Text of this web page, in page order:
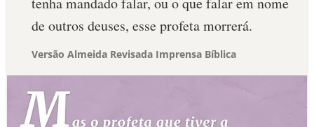
de outros deuses, esse profeta morrerá.
Versão Almeida Revisada Imprensa Bíblica